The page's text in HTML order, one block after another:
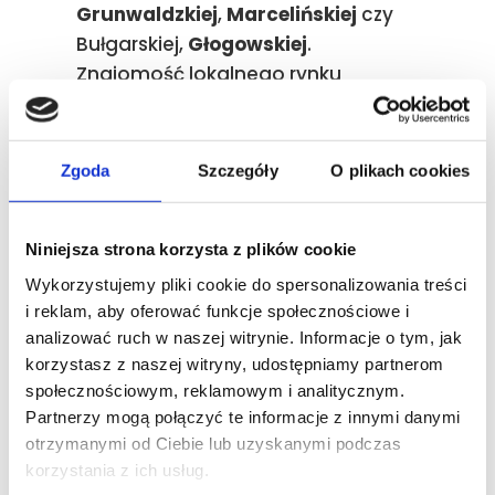
Zgoda Szczegóły O plikach cookies
Niniejsza strona korzysta z plików cookie
Wykorzystujemy pliki cookie do spersonalizowania treści
i reklam, aby oferować funkcje społecznościowe i
analizować ruch w naszej witrynie. Informacje o tym, jak
korzystasz z naszej witryny, udostępniamy partnerom
społecznościowym, reklamowym i analitycznym.
Partnerzy mogą połączyć te informacje z innymi danymi
otrzymanymi od Ciebie lub uzyskanymi podczas
korzystania z ich usług.
Grunwaldzkiej, Marcelińskiej czy
Bułgarskiej, Głogowskiej.
Znajomość lokalnego rynku
klientom z branż specyficznych dla
naszej dzielnicy.
przedsiębiorcy z
Grunwaldu
wybierają właśnie
nas?
Nie jesteśmy kolejnym,
bezosobowym punktem